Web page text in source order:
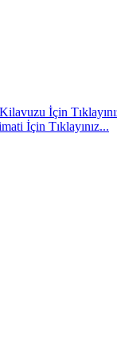
İçin
İçin Tıklayınız...